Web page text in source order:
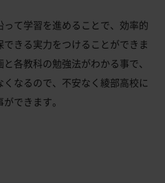
て学習を進めることで、効率的
きる実力をつけることができま
各教科の勉強法がわかる事で、
なるので、不安なく綾部高校に
できます。